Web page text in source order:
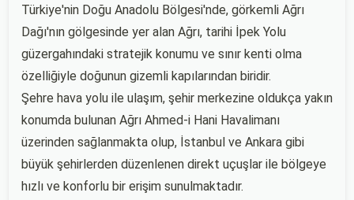
Türkiye'nin Doğu Anadolu Bölgesi'nde, görkemli Ağrı
Dağı'nın gölgesinde yer alan Ağrı, tarihi İpek Yolu
güzergahındaki stratejik konumu ve sınır kenti olma
özelliğiyle doğunun gizemli kapılarından biridir.
Şehre hava yolu ile ulaşım, şehir merkezine oldukça yakın
konumda bulunan Ağrı Ahmed-i Hani Havalimanı
üzerinden sağlanmakta olup, İstanbul ve Ankara gibi
büyük şehirlerden düzenlenen direkt uçuşlar ile bölgeye
hızlı ve konforlu bir erişim sunulmaktadır.